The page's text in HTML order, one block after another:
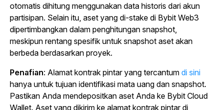
otomatis dihitung menggunakan data historis dari akun
partisipan. Selain itu, aset yang di-stake di Bybit Web3
dipertimbangkan dalam penghitungan snapshot,
meskipun rentang spesifik untuk snapshot aset akan
berbeda berdasarkan proyek.
Penafian: Alamat kontrak pintar yang tercantum di sini
hanya untuk tujuan identifikasi mata uang dan snapshot.
Pastikan Anda mendepositkan aset Anda ke Bybit Cloud
Wallet. Aset yang dikirim ke alamat kontrak pintar di